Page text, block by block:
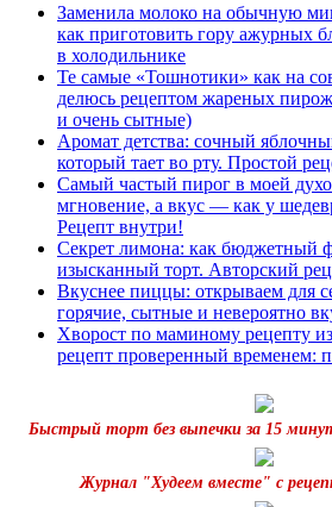
Заменила молоко на обычную
как приготовить гору ажурных
в холодильнике
Те самые «Тошнотики» как на
делюсь рецептом жареных
и очень сытные)
Аромат детства: сочный
который тает во рту. Простой
Самый частый пирог в моей
мгновение, а вкус — как у
Рецепт внутри!
Секрет лимона: как бюджетный
изысканный торт. Авторский
Вкуснее пиццы: открываем для
горячие, сытные и невероятно
Хворост по маминому рецепту
рецепт проверенный временем:
Быстрый торт без выпечки за 15
Журнал "Худеем вместе" с